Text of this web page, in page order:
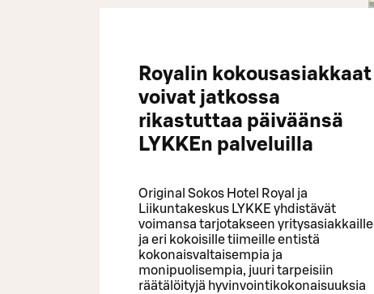
Royalin kokousasiakkaat
voivat jatkossa
rikastuttaa päiväänsä
LYKKEn palveluilla
Original Sokos Hotel Royal ja
Liikuntakeskus LYKKE yhdistävät
voimansa tarjotakseen yritysasiakkaille
ja eri kokoisille tiimeille entistä
kokonaisvaltaisempia ja
monipuolisempia, juuri tarpeisiin
räätälöityjä hyvinvointikokonaisuuksia